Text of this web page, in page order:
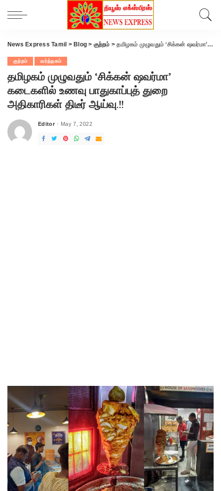
News Express Tamil > Blog > குற்றம் >தமிழகம் முழுவதும் ‘சிக்கன் ஷவர்மா’ கடைகளில் உணவு பாதுகாப்புத் துறை அதிகாரிகள் திடீர் ஆய்வு.!!
குற்றம் வர்த்தகம்
தமிழகம் முழுவதும் ‘சிக்கன் ஷவர்மா’
கடைகளில் உணவு பாதுகாப்புத் துறை
அதிகாரிகள் திடீர் ஆய்வு.!!
Posted
Editor May 7, 2022